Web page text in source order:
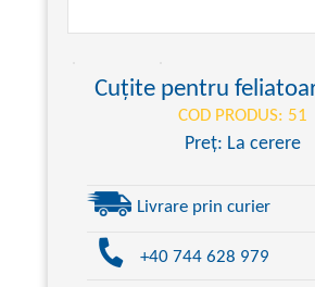
Cuțite pentru
COD PRODUS: 51
Preț: La cerere
Livrare prin curier
+40 744 628 979